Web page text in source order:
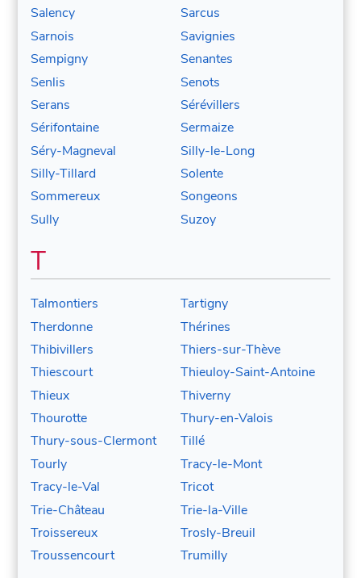
Salency
Sarcus
Sarnois
Savignies
Sempigny
Senantes
Senlis
Senots
Serans
Sérévillers
Sérifontaine
Sermaize
Séry-Magneval
Silly-le-Long
Silly-Tillard
Solente
Sommereux
Songeons
Sully
Suzoy
T
Talmontiers
Tartigny
Therdonne
Thérines
Thibivillers
Thiers-sur-Thève
Thiescourt
Thieuloy-Saint-Antoine
Thieux
Thiverny
Thourotte
Thury-en-Valois
Thury-sous-Clermont
Tillé
Tourly
Tracy-le-Mont
Tracy-le-Val
Tricot
Trie-Château
Trie-la-Ville
Troissereux
Trosly-Breuil
Troussencourt
Trumilly